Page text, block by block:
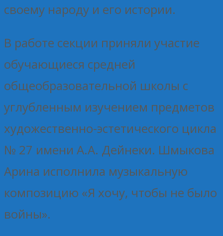
своему народу и его истории.
В работе секции приняли участие
обучающиеся средней
общеобразовательной школы с
углубленным изучением предметов
художественно-эстетического цикла
№ 27 имени А.А. Дейнеки. Шмыкова
Арина исполнила музыкальную
композицию «Я хочу, чтобы не было
войны».